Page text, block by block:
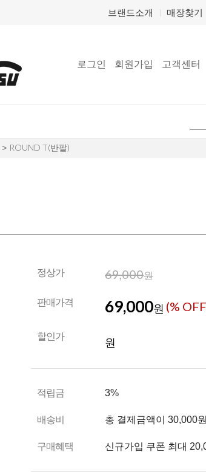
브랜드소개 매장찾기
로그인 회원가입 고객센터
> ROUND T(반팔)
정상가 69,000원
판매가격 69,000원 (%
할인가 원
적립금 3%
배송비 총 결제금액이 30,000
구매혜택 신규가입 쿠폰 최대